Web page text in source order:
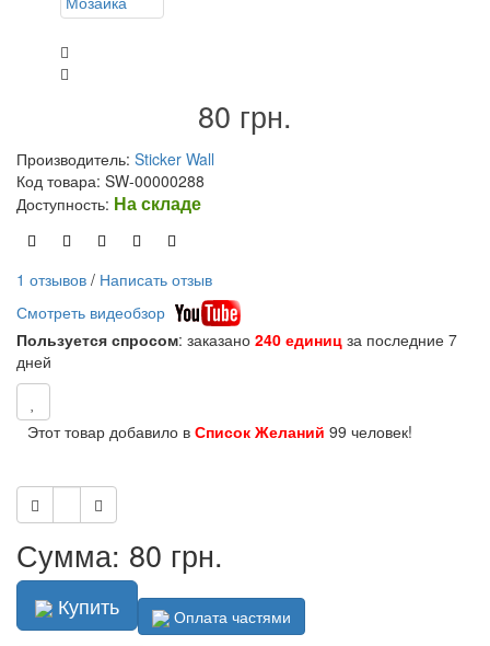
80 грн.
Производитель: Sticker Wall
Код товара: SW-00000288
Доступность: На складе
1 отзывов / Написать отзыв
Смотреть видеобзор
Пользуется спросом: заказано 240 единиц за последние 7
дней
Этот товар добавило в Список Желаний 99 человек!
Сумма: 80 грн.
Купить Оплата частями